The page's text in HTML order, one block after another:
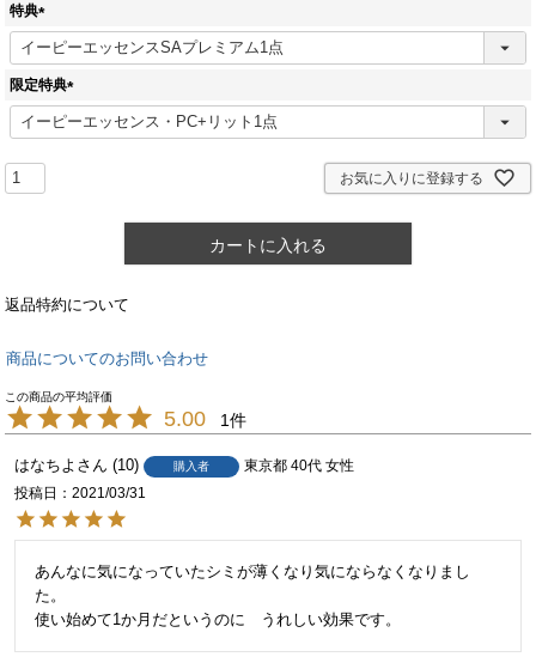
特典
(
須
)
限定特典
(
お気に入りに登録する
カートに入れる
返品特約について
商品についてのお問い合わせ
5.00 1
はなちよ 10 購入者 東京都 40代 女性
投稿日
2021/03/31
あんなに気になっていたシミが薄くなり気にならなくなりまし
た。
使い始めて1か月だというのに　うれしい効果です。